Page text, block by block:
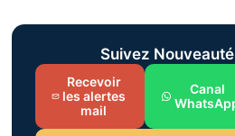
Suivez
Recevoir
les alertes
mail
Canal